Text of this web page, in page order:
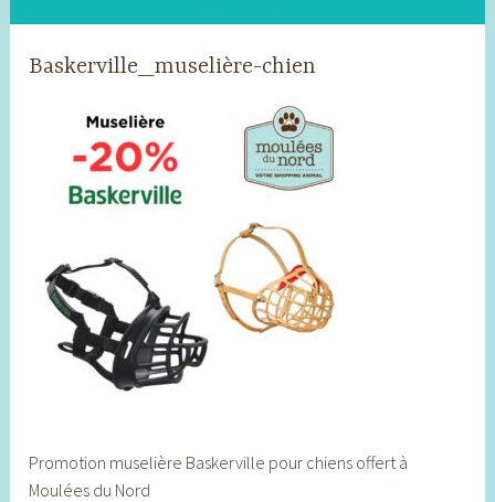
Baskerville_muselière-chien
Promotion muselière Baskerville pour chiens offert à
Moulées du Nord